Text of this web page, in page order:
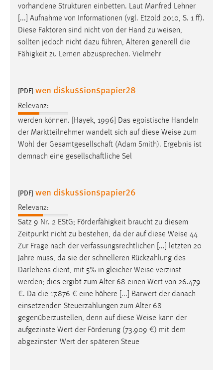
vorhandene Strukturen einbetten. Laut Manfred Lehner
[...] Aufnahme von Informationen (vgl. Etzold 2010, S. 1 ff).
Diese Faktoren sind nicht von der Hand zu weisen,
sollten jedoch nicht dazu führen, Älteren generell die
Fähigkeit zu Lernen abzusprechen. Vielmehr
[PDF] wen diskussionspapier28
Relevanz:
werden können. [Hayek, 1996] Das egoistische Handeln
der Marktteilnehmer wandelt sich auf diese Weise zum
Wohl der Gesamtgesellschaft (Adam Smith). Ergebnis ist
demnach eine gesellschaftliche Sel
[PDF] wen diskussionspapier26
Relevanz:
Satz 9 Nr. 2 EStG; Förderfähigkeit braucht zu diesem
Zeitpunkt nicht zu bestehen, da der auf diese Weise 44
Zur Frage nach der verfassungsrechtlichen [...] letzten 20
Jahre muss, da sie der schnelleren Rückzahlung des
Darlehens dient, mit 5% in gleicher Weise verzinst
werden; dies ergibt zum Alter 68 einen Wert von 26.479
€. Da die 17.876 € eine höhere [...] Barwert der danach
einsetzenden Steuerzahlungen zum Alter 68
gegenüberzustellen, denn auf diese Weise kann der
aufgezinste Wert der Förderung (73.909 €) mit dem
abgezinsten Wert der späteren Steue